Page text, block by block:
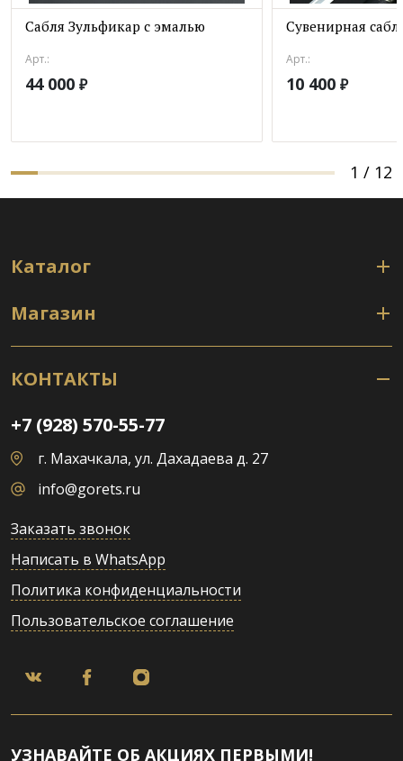
Сабля Зульфикар с эмалью
Арт.:
44 000 ₽
Сувенирная
Арт.:
10 400 ₽
1 / 12
Каталог
Магазин
КОНТАКТЫ
+7 (928) 570-55-77
г. Махачкала, ул. Дахадаева д. 27
info@gorets.ru
Заказать звонок
Написать в WhatsApp
Политика конфиденциальности
Пользовательское соглашение
УЗНАВАЙТЕ ОБ АКЦИЯХ ПЕРВЫМИ!